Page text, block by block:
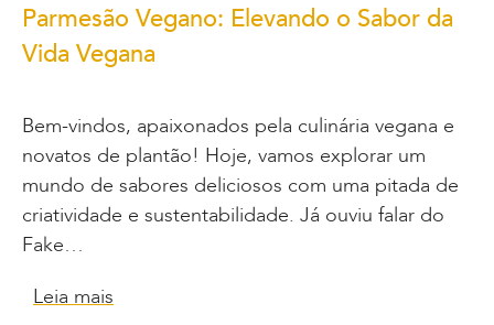
Parmesão Vegano: Elevando o Sabor da
Vida Vegana
Bem-vindos, apaixonados pela culinária vegana e
novatos de plantão! Hoje, vamos explorar um
mundo de sabores deliciosos com uma pitada de
criatividade e sustentabilidade. Já ouviu falar do
Fake…
Leia mais